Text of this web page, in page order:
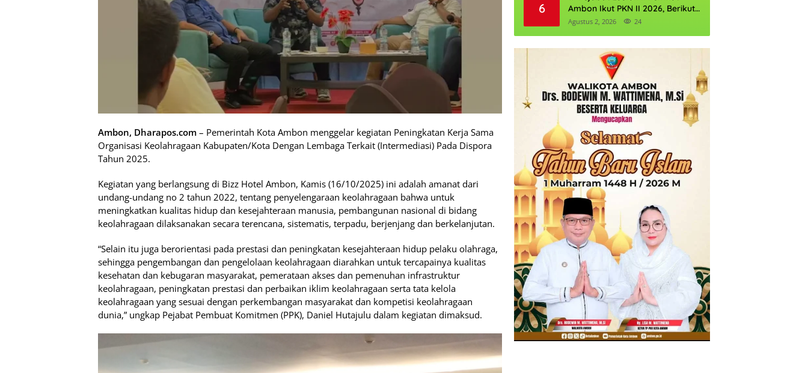
Ambon, Dharapos.com – Pemerintah Kota Ambon menggelar kegiatan Peningkatan Kerja Sama
Organisasi Keolahragaan Kabupaten/Kota Dengan Lembaga Terkait (Intermediasi) Pada Dispora
Tahun 2025.
Kegiatan yang berlangsung di Bizz Hotel Ambon, Kamis (16/10/2025) ini adalah amanat dari
undang-undang no 2 tahun 2022, tentang penyelengaraan keolahragaan bahwa untuk
meningkatkan kualitas hidup dan kesejahteraan manusia, pembangunan nasional di bidang
keolahragaan dilaksanakan secara terencana, sistematis, terpadu, berjenjang dan berkelanjutan.
“Selain itu juga berorientasi pada prestasi dan peningkatan kesejahteraan hidup pelaku olahraga,
sehingga pengembangan dan pengelolaan keolahragaan diarahkan untuk tercapainya kualitas
kesehatan dan kebugaran masyarakat, pemerataan akses dan pemenuhan infrastruktur
keolahragaan, peningkatan prestasi dan perbaikan iklim keolahragaan serta tata kelola
keolahragaan yang sesuai dengan perkembangan masyarakat dan kompetisi keolahragaan
dunia,” ungkap Pejabat Pembuat Komitmen (PPK), Daniel Hutajulu dalam kegiatan dimaksud.
6
Ambon Ikut PKN II 2026, Berikut
Daftarnya
Agustus 2, 2026 24